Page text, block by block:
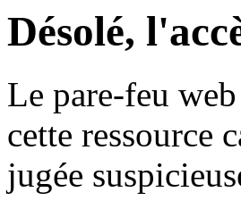
Désolé,
Le pare-feu
cette ressource
jugée